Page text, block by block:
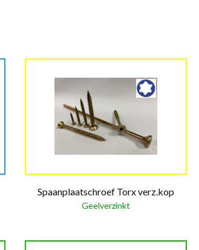
Spaanplaatschroef Torx verz.kop
Geelverzinkt